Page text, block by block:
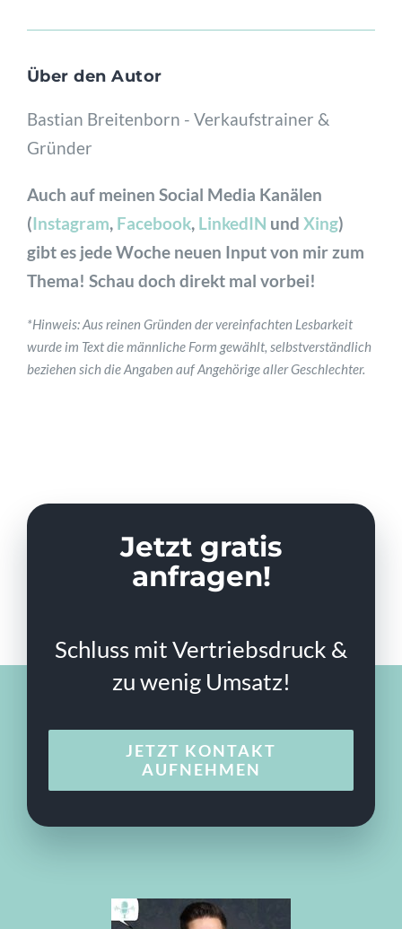
Über den Autor
Bastian Breitenborn - Verkaufstrainer &
Gründer
Auch auf meinen Social Media Kanälen
(Instagram, Facebook, LinkedIN und Xing)
gibt es jede Woche neuen Input von mir zum
Thema! Schau doch direkt mal vorbei!
*Hinweis: Aus reinen Gründen der vereinfachten Lesbarkeit
wurde im Text die männliche Form gewählt, selbstverständlich
beziehen sich die Angaben auf Angehörige aller Geschlechter.
Jetzt gratis
anfragen!
Schluss mit Vertriebsdruck &
zu wenig Umsatz!
JETZT KONTAKT
AUFNEHMEN